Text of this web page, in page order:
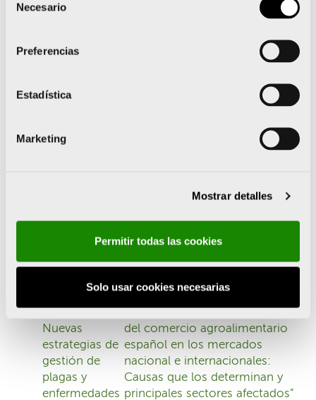
Necesario
Preferencias
Estadística
Marketing
Mostrar detalles
Permitir todas las cookies
Solo usar cookies necesarias
ESCUELA POLITÉCNICA SUPERIOR DE
ORIHUELA
Cartel Activ Sept-Nov-25
Nuevas
estrategias de
gestión de
plagas y
enfermedades
del comercio agroalimentario
español en los mercados
nacional e internacionales:
Causas que los determinan y
principales sectores afectados”